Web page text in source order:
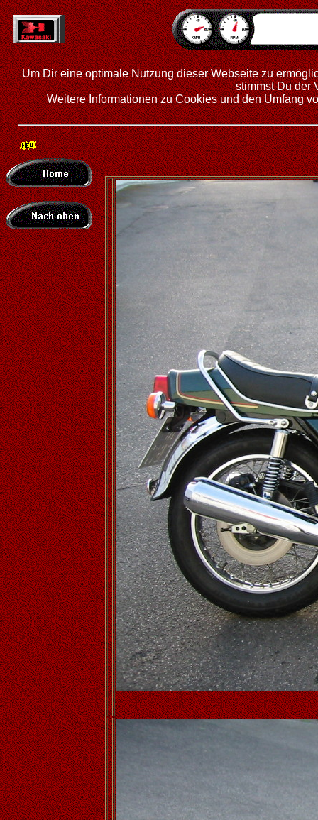
Um Dir eine optimale Nutzung dieser Webseite zu
stimmst Du der
Weitere Informationen zu Cookies und den Umfang